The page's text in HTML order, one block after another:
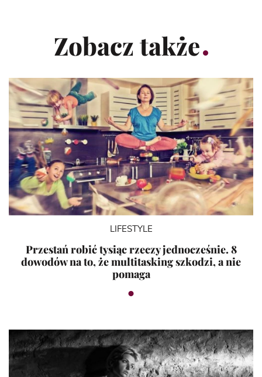
Zobacz także
LIFESTYLE
Przestań robić tysiąc rzeczy jednocześnie. 8
dowodów na to, że multitasking szkodzi, a nie
pomaga